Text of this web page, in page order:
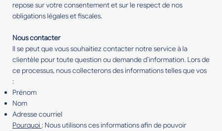
repose sur votre consentement et sur le respect de nos
obligations légales et fiscales.
Nous contacter
Il se peut que vous souhaitiez contacter notre service à la
clientèle pour toute question ou demande d’information. Lors de
ce processus, nous collecterons des informations telles que vos
:
Prénom
Nom
Adresse courriel
Pourquoi : Nous utilisons ces informations afin de pouvoir